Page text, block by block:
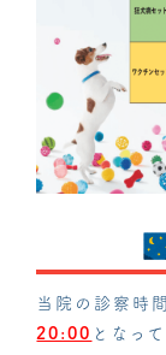
当院の診察時
20:00 となっ